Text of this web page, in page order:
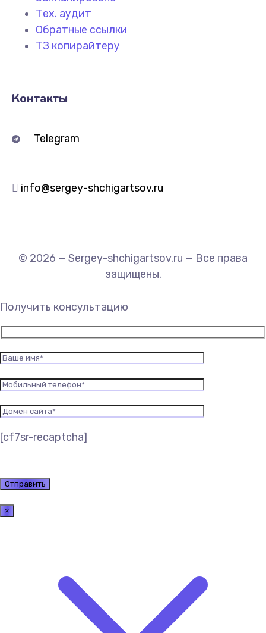
Тех. аудит
Обратные ссылки
ТЗ копирайтеру
Контакты
Telegram
info@sergey-shchigartsov.ru
© 2026 — Sergey-shchigartsov.ru — Все права
защищены.
Получить консультацию
[cf7sr-recaptcha]
×